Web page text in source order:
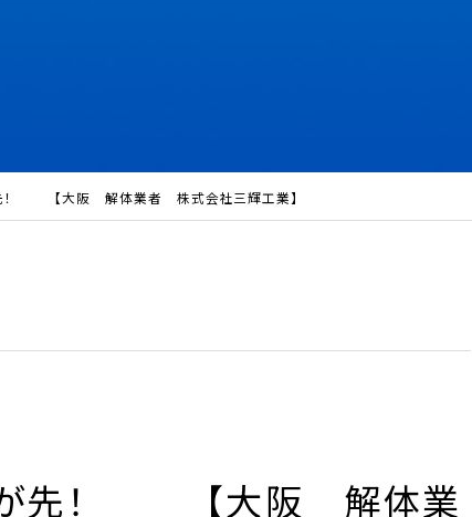
！ 【大阪 解体業者 株式会社三輝工業】
が先！ 【大阪 解体業